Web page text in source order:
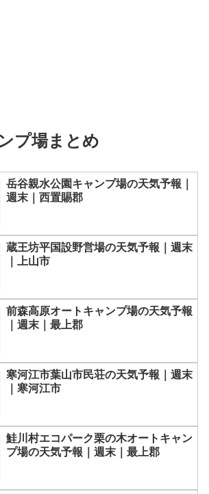
プ場まとめ
岳谷親水公園キャンプ場の天気予報｜
週末｜西置賜郡
蔵王坊平国設野営場の天気予報｜週末
｜上山市
前森高原オートキャンプ場の天気予報
｜週末｜最上郡
寒河江市葉山市民荘の天気予報｜週末
｜寒河江市
鮭川村エコパーク栗の木オートキャン
プ場の天気予報｜週末｜最上郡